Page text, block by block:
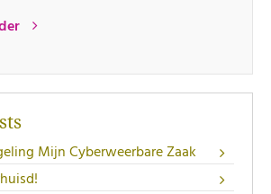
Mijn Cyberweerbare Zaak